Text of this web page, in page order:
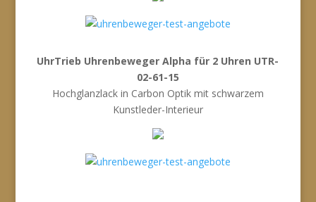
UhrTrieb Uhrenbeweger Alpha für 2 Uhren UTR-
02-61-15
Hochglanzlack in Carbon Optik mit schwarzem
Kunstleder-Interieur